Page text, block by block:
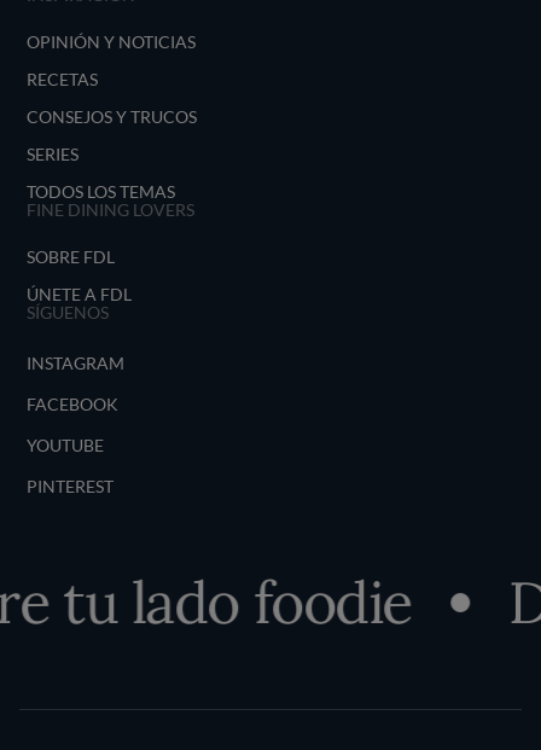
OPINIÓN Y NOTICIAS
RECETAS
CONSEJOS Y TRUCOS
SERIES
TODOS LOS TEMAS
FINE DINING LOVERS
SOBRE FDL
ÚNETE A FDL
SÍGUENOS
INSTAGRAM
FACEBOOK
YOUTUBE
PINTEREST
lado foodie